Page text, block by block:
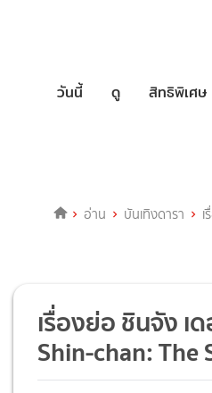
วันนี้ ดู สิทธิพิเศษ
อ่าน บันเทิงดารา
เรื่องย่อ ชินจัง
Shin-chan: The